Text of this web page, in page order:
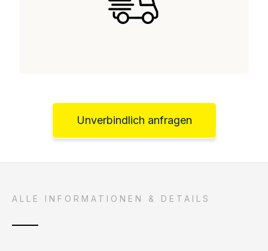
Unverbindlich anfragen
ALLE INFORMATIONEN & DETAILS